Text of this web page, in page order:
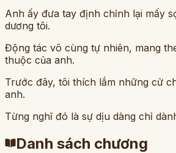
Anh ấy đưa tay định chỉnh lại mấy
dương tôi.
Động tác vô cùng tự nhiên, mang
thuộc của anh.
Trước đây, tôi thích lắm những cử
anh.
Từng nghĩ đó là sự dịu dàng chỉ
Danh sách chương